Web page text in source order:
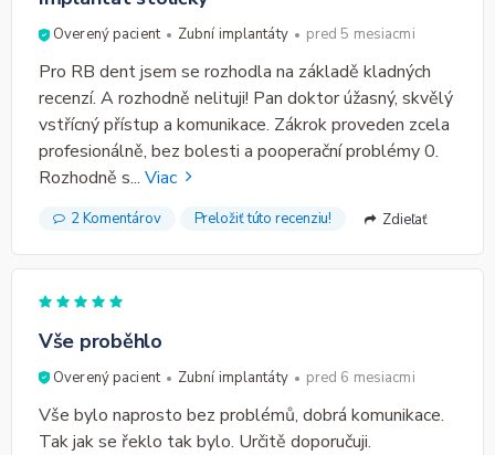
Overený pacient Zubní implantáty pred 5 mesiacmi
Pro RB dent jsem se rozhodla na základě kladných
recenzí. A rozhodně nelituji! Pan doktor úžasný, skvělý
vstřícný přístup a komunikace. Zákrok proveden zcela
profesionálně, bez bolesti a pooperační problémy 0.
Rozhodně s... Viac
2 Komentárov Preložiť túto recenziu! Zdieľať
Vše proběhlo
Overený pacient Zubní implantáty pred 6 mesiacmi
Vše bylo naprosto bez problémů, dobrá komunikace.
Tak jak se řeklo tak bylo. Určitě doporučuji.